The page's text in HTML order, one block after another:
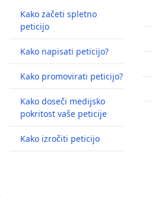
Kako začeti spletno
peticijo
Kako napisati peticijo?
Kako promovirati peticijo?
Kako doseči medijsko
pokritost vaše peticije
Kako izročiti peticijo